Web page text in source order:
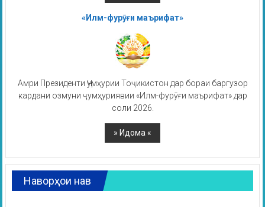
«Илм-фурӯғи маърифат»
Амри Президенти Ҷумҳурии Тоҷикистон дар бораи баргузор
кардани озмуни ҷумҳуриявии «Илм-фурӯғи маърифат» дар
соли 2026.
Наворҳои нав